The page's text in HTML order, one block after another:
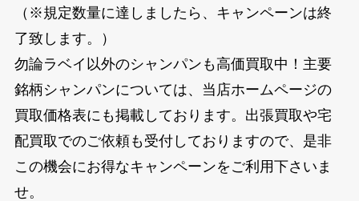
（※規定数量に達しましたら、キャンペーンは終
了致します。）
勿論ラベイ以外のシャンパンも高価買取中！主要
銘柄シャンパンについては、当店ホームページの
買取価格表にも掲載しております。出張買取や宅
配買取でのご依頼も受付しておりますので、是非
この機会にお得なキャンペーンをご利用下さいま
せ。